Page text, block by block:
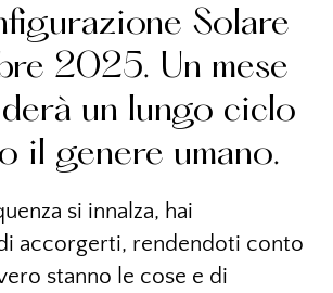
Solare
2025. Un mese
un lungo ciclo
il genere umano.
si innalza, hai
accorgerti, rendendoti conto
stanno le cose e di